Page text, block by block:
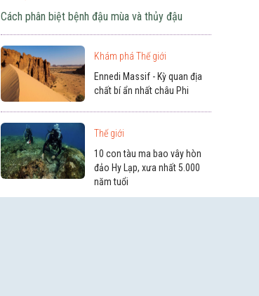
Cách phân biệt bệnh đậu mùa và thủy đậu
Khám phá Thế giới
Ennedi Massif - Kỳ quan địa
chất bí ẩn nhất châu Phi
Thế giới
10 con tàu ma bao vây hòn
đảo Hy Lạp, xưa nhất 5.000
năm tuổi